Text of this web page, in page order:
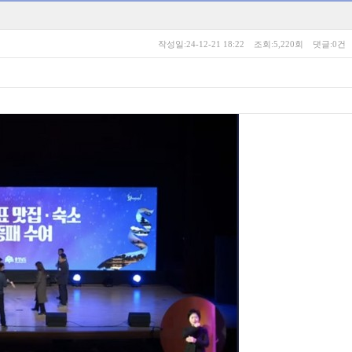
작성일:24-12-21 18:22 조회:5,220회 댓글:0건